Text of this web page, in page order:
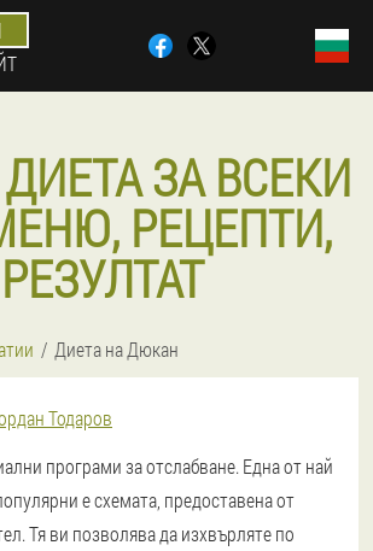
ДИЕТА ЗА ВСЕКИ
РЕЦЕПТИ,
РЕЗУЛТАТ
Диета на Дюкан
Тодаров
програми за отслабване. Една от най
е схемата, предоставена от
Тя ви позволява да изхвърляте по